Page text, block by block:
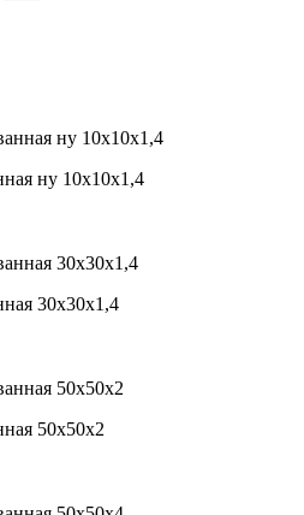
ну 10х10х1,4
30х30х1,4
50х50х2